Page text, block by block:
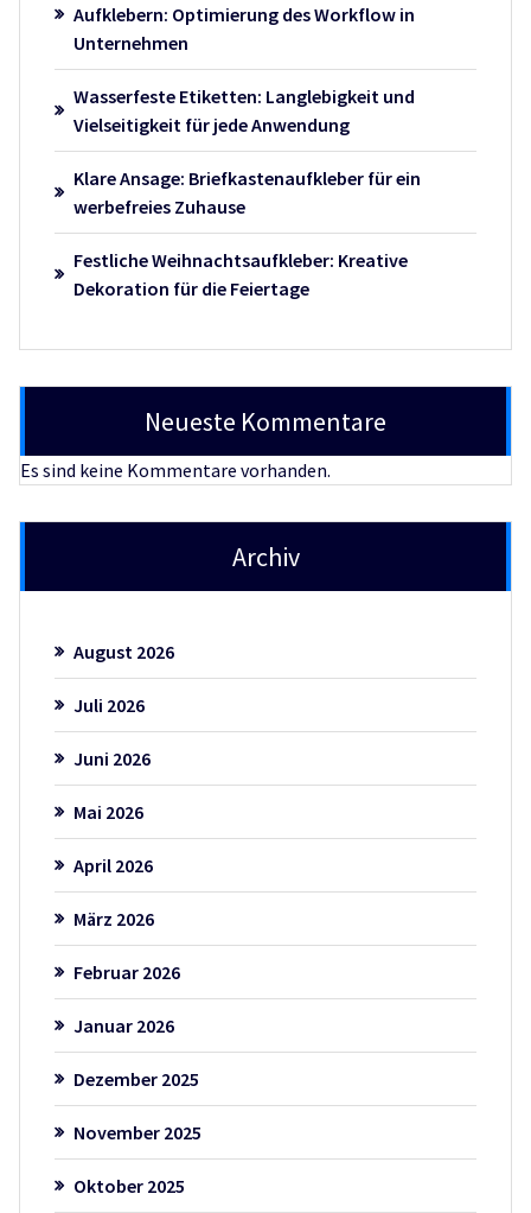
Aufklebern: Optimierung des Workflow in
Unternehmen
Wasserfeste Etiketten: Langlebigkeit und
Vielseitigkeit für jede Anwendung
Klare Ansage: Briefkastenaufkleber für ein
werbefreies Zuhause
Festliche Weihnachtsaufkleber: Kreative
Dekoration für die Feiertage
Neueste Kommentare
Es sind keine Kommentare vorhanden.
Archiv
August 2026
Juli 2026
Juni 2026
Mai 2026
April 2026
März 2026
Februar 2026
Januar 2026
Dezember 2025
November 2025
Oktober 2025